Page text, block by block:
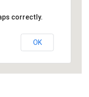
correctly.
OK